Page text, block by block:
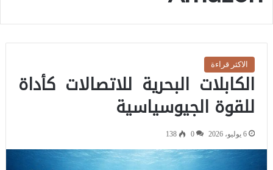
الاكثر قراءة
الكابلات البحرية للاتصالات كأداة
للقوة الجيوسياسية
6 يوليو، 2026 0
138